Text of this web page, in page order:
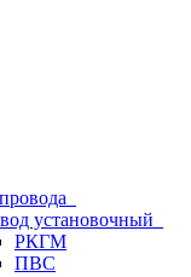
установочный
РКГМ
ПВС